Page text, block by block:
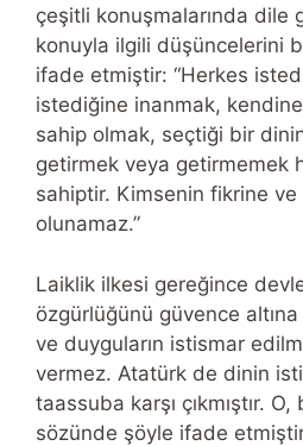
çeşitli konuşmalarında dile
konuyla ilgili düşüncelerini
ifade etmiştir: “Herkes
istediğine inanmak,
sahip olmak, seçtiği bir
getirmek veya getirmemek
sahiptir. Kimsenin fikrine ve
olunamaz.”
Laiklik ilkesi gereğince
özgürlüğünü güvence
ve duyguların istismar
vermez. Atatürk de dinin
taassuba karşı çıkmıştır.
sözünde şöyle ifade etmiştir: